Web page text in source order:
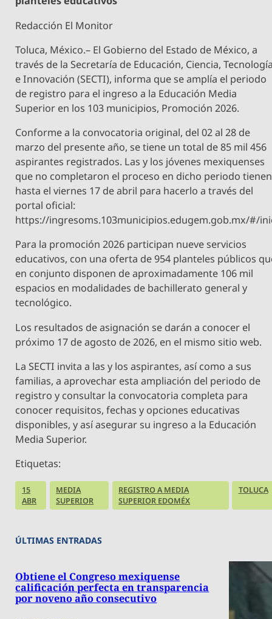
Redacción El Monitor
Toluca, México.– El Gobierno del Estado de México, a
través de la Secretaría de Educación, Ciencia,
e Innovación (SECTI), informa que se amplía el periodo
de registro para el ingreso a la Educación Media
Superior en los 103 municipios, Promoción 2026.
Conforme a la convocatoria original, del 02 al 28 de
marzo del presente año, se tiene un total de 85 mil 456
aspirantes registrados. Las y los jóvenes mexiquenses
que no completaron el proceso en dicho periodo tienen
hasta el viernes 17 de abril para hacerlo a través del
portal oficial:
https://ingresoms.103municipios.edugem.gob.mx/#/
Para la promoción 2026 participan nueve servicios
educativos, con una oferta de 954 planteles públicos
en conjunto disponen de aproximadamente 106 mil
espacios en modalidades de bachillerato general y
tecnológico.
Los resultados de asignación se darán a conocer el
próximo 17 de agosto de 2026, en el mismo sitio web.
La SECTI invita a las y los aspirantes, así como a sus
familias, a aprovechar esta ampliación del periodo de
registro y consultar la convocatoria completa para
conocer requisitos, fechas y opciones educativas
disponibles, y así asegurar su ingreso a la Educación
Media Superior.
Etiquetas:
15
ABR
MEDIA
SUPERIOR
REGISTRO A MEDIA
SUPERIOR EDOMÉX
TOLUCA
ÚLTIMAS ENTRADAS
Obtiene el Congreso mexiquense
calificación perfecta en transparencia
por noveno año consecutivo